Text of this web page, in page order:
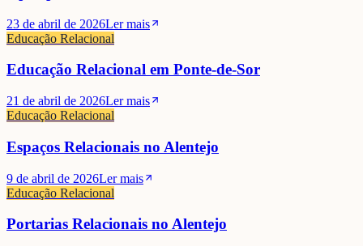
23 de abril de 2026Ler mais
Educação Relacional
Educação Relacional em Ponte-de-Sor
21 de abril de 2026Ler mais
Educação Relacional
Espaços Relacionais no Alentejo
9 de abril de 2026Ler mais
Educação Relacional
Portarias Relacionais no Alentejo